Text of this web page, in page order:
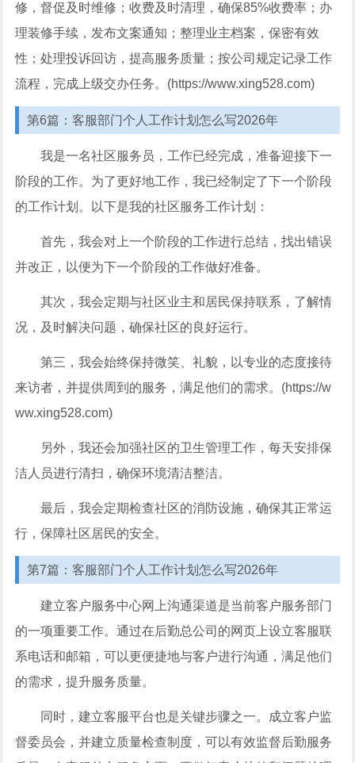
修，督促及时维修；收费及时清理，确保85%收费率；办
理装修手续，发布文案通知；整理业主档案，保密有效
性；处理投诉回访，提高服务质量；按公司规定记录工作
流程，完成上级交办任务。(https://www.xing528.com)
第6篇：客服部门个人工作计划怎么写2026年
我是一名社区服务员，工作已经完成，准备迎接下一
阶段的工作。为了更好地工作，我已经制定了下一个阶段
的工作计划。以下是我的社区服务工作计划：
首先，我会对上一个阶段的工作进行总结，找出错误
并改正，以便为下一个阶段的工作做好准备。
其次，我会定期与社区业主和居民保持联系，了解情
况，及时解决问题，确保社区的良好运行。
第三，我会始终保持微笑、礼貌，以专业的态度接待
来访者，并提供周到的服务，满足他们的需求。(https://w
ww.xing528.com)
另外，我还会加强社区的卫生管理工作，每天安排保
洁人员进行清扫，确保环境清洁整洁。
最后，我会定期检查社区的消防设施，确保其正常运
行，保障社区居民的安全。
第7篇：客服部门个人工作计划怎么写2026年
建立客户服务中心网上沟通渠道是当前客户服务部门
的一项重要工作。通过在后勤总公司的网页上设立客服联
系电话和邮箱，可以更便捷地与客户进行沟通，满足他们
的需求，提升服务质量。
同时，建立客服平台也是关键步骤之一。成立客户监
督委员会，并建立质量检查制度，可以有效监督后勤服务